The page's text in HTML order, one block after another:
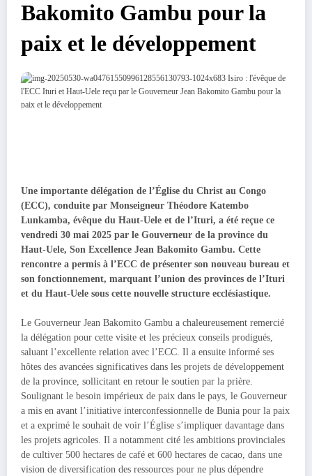
Bakomito Gambu pour la
paix et le développement
Une importante délégation de l’Église du Christ au Congo
(ECC), conduite par Monseigneur Théodore Katembo
Lunkamba, évêque du Haut-Uele et de l’Ituri, a été reçue ce
vendredi 30 mai 2025 par le Gouverneur de la province du
Haut-Uele, Son Excellence Jean Bakomito Gambu. Cette
rencontre a permis à l’ECC de présenter son nouveau bureau et
son fonctionnement, marquant l’union des provinces de l’Ituri
et du Haut-Uele sous cette nouvelle structure ecclésiastique.
Le Gouverneur Jean Bakomito Gambu a chaleureusement remercié
la délégation pour cette visite et les précieux conseils prodigués,
saluant l’excellente relation avec l’ECC. Il a ensuite informé ses
hôtes des avancées significatives dans les projets de développement
de la province, sollicitant en retour le soutien par la prière.
Soulignant le besoin impérieux de paix dans le pays, le Gouverneur
a mis en avant l’initiative interconfessionnelle de Bunia pour la paix
et a exprimé le souhait de voir l’Église s’impliquer davantage dans
les projets agricoles. Il a notamment cité les ambitions provinciales
de cultiver 500 hectares de café et 600 hectares de cacao, dans une
vision de diversification des ressources pour ne plus dépendre